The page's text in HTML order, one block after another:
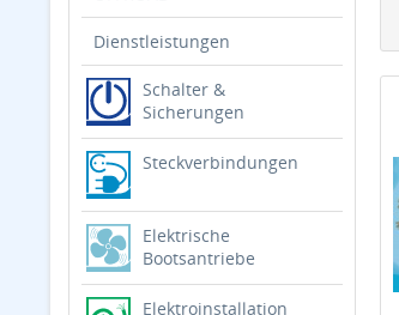
Dienstleistungen
Schalter &
Sicherungen
Steckverbindungen
Elektrische
Bootsantriebe
Elektroinstallation